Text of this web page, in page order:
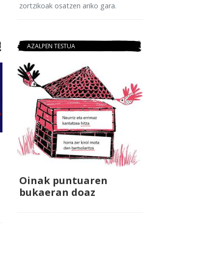
zortzikoak osatzen ariko gara.
AZALPEN TESTUA
Oinak puntuaren
bukaeran doaz